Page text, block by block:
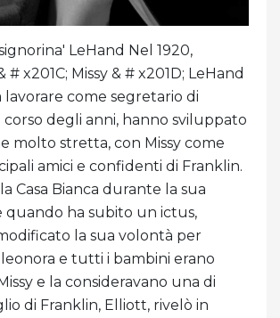
LeHand Nel 1920,
x201C; Missy & # x201D; LeHand
come segretario di
corso degli anni, hanno sviluppato
molto stretta, con Missy come
amici e confidenti di Franklin.
Casa Bianca durante la sua
quando ha subito un ictus,
la sua volontà per
e tutti i bambini erano
e la consideravano una di
di Franklin, Elliott, rivelò in